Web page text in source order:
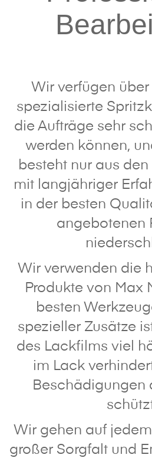
Wir verfügen
spezialisierte
die Aufträge sehr
werden können,
besteht nur aus
mit langjähriger
in der besten
angebotenen
Wir verwenden die
Produkte von Max
besten
spezieller Zusätze
des Lackfilms viel
im Lack
Beschädigungen
Wir gehen auf
großer Sorgfalt und